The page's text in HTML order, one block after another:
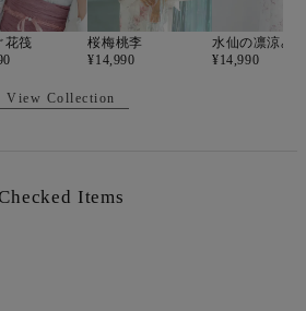
花筏
桜梅桃李
¥14,990
水仙の凛涼み
¥14,990
View Collection
Items